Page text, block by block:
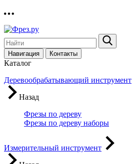
Навигация Контакты
Каталог
Деревообрабатывающий инструмент
Назад
Фрезы по дереву
Фрезы по дереву наборы
Измерительный инструмент